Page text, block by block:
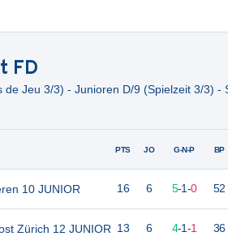
FD
de Jeu 3/3) - Junioren D/9 (Spielzeit 3/3)
10 JUNIOR
Zürich 12 JUNIOR
PTS JO G-N-P BP
16 6 5-1-0 52
13 6 4-1-1 36